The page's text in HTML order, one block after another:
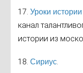
17.Уроки
канал
истории из
18.Сириус.